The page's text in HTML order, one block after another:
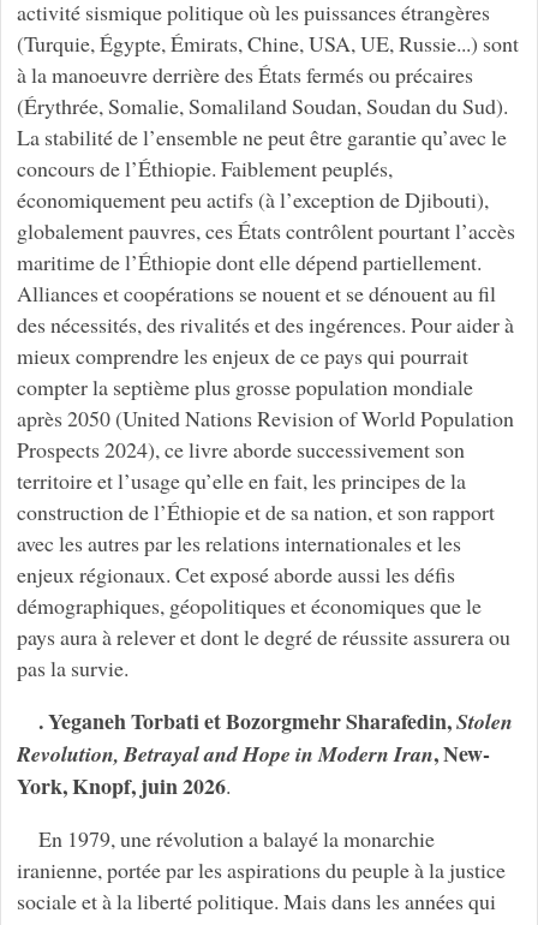
activité sismique politique où les puissances étrangères
(Turquie, Égypte, Émirats, Chine, USA, UE, Russie...) sont
à la manoeuvre derrière des États fermés ou précaires
(Érythrée, Somalie, Somaliland Soudan, Soudan du Sud).
La stabilité de l’ensemble ne peut être garantie qu’avec le
concours de l’Éthiopie. Faiblement peuplés,
économiquement peu actifs (à l’exception de Djibouti),
globalement pauvres, ces États contrôlent pourtant l’accès
maritime de l’Éthiopie dont elle dépend partiellement.
Alliances et coopérations se nouent et se dénouent au fil
des nécessités, des rivalités et des ingérences. Pour aider à
mieux comprendre les enjeux de ce pays qui pourrait
compter la septième plus grosse population mondiale
après 2050 (United Nations Revision of World Population
Prospects 2024), ce livre aborde successivement son
territoire et l’usage qu’elle en fait, les principes de la
construction de l’Éthiopie et de sa nation, et son rapport
avec les autres par les relations internationales et les
enjeux régionaux. Cet exposé aborde aussi les défis
démographiques, géopolitiques et économiques que le
pays aura à relever et dont le degré de réussite assurera ou
pas la survie.
. Yeganeh Torbati et Bozorgmehr Sharafedin,Stolen
Revolution, Betrayal and Hope in Modern Iran, New-
York, Knopf, juin 2026.
En 1979, une révolution a balayé la monarchie
iranienne, portée par les aspirations du peuple à la justice
sociale et à la liberté politique. Mais dans les années qui